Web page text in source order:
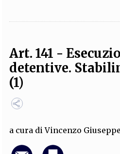
FILODIRITTO REDAZIONE COMITATO
FOTOGRAFI PARTNER
CODICI
SOCIAL
Art. 141 -
detentive.
(1)
a cura diVincenzo